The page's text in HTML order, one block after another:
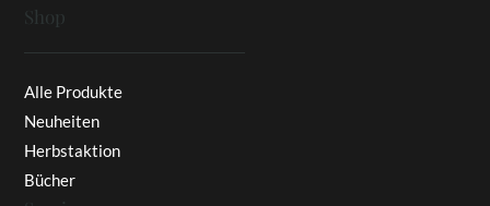
Shop
Alle Produkte
Neuheiten
Herbstaktion
Bücher